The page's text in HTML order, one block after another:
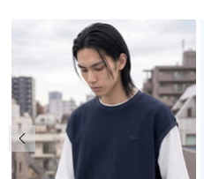
前の画像